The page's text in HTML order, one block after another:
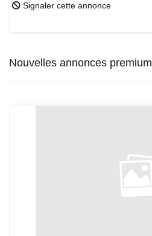
Signaler cette annonce
Nouvelles annonces premium